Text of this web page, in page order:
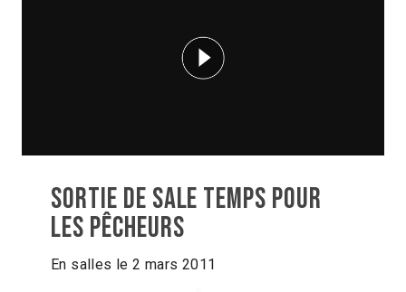
Sortie de SALE TEMPS POUR
LES PÊCHEURS
En salles le 2 mars 2011